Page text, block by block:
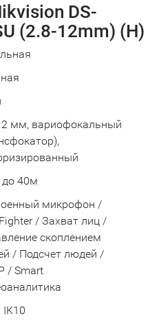
DS-
(2.8-12mm) (H)
мм, вариофокальный
до 40м
микрофон /
/ Захват лиц /
скоплением
/ Подсчет людей /
/ Smart
IK10